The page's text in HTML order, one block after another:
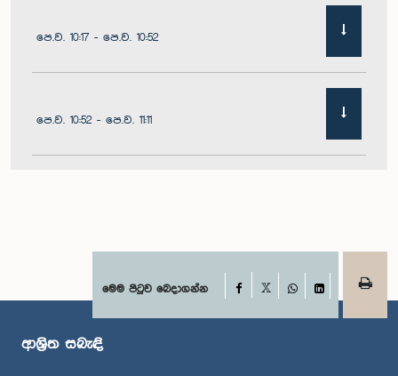
පෙ.ව. 10:17 - පෙ.ව. 10:52
පෙ.ව. 10:52 - පෙ.ව. 11:11
පෙ.ව. 11:30 - පෙ.ව. 11:40මෙම පිටුව බෙදාගන්න Facebook
WhatsApp
LinkedIn
ආශ්‍රිත සබැඳි